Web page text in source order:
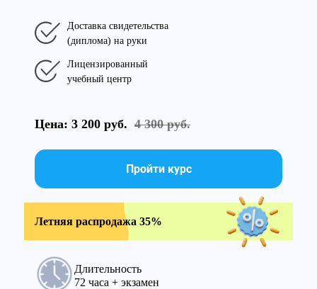
Доставка свидетельства
(диплома) на руки
Лицензированный
учебный центр
Цена: 3 200 руб. 4 300 руб.
Пройти курс
Летняя распродажа 35%
Длительность
72 часа + экзамен